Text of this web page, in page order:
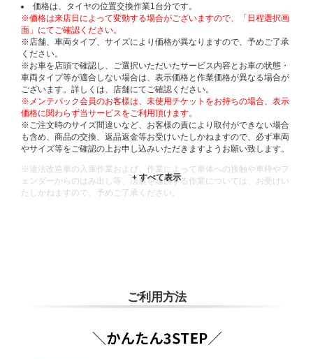
価格は、タイヤの位置交換作業1台分です。
※価格は来店日によって変動する場合がございますので、「日程選択画
面」にてご確認ください。
※店舗、車両タイプ、サイズにより価格が異なりますので、予めご了承
ください。
※お車を店頭で確認し、ご選択いただいたサービス内容とお車の状態・
車両タイプ等が適合しない場合は、表示価格と作業価格が異なる場合が
ございます。詳しくは、店舗にてご確認ください。
※メンテパック会員のお客様は、未使用チケットをお持ちの場合、表示
価格に関わらず当サービスをご利用頂けます。
※ご注文時のサイズ間違いなど、お客様の責により取付ができない場合
も含め、商品の交換、返品返金等お受けいたしかねますので、必ず車両
やサイズ等をご確認の上お申し込みいただきますようお願い致します。
※違法改造車の入庫作業および、作業によって車体への接触や車枠やフ
ェンダーからのはみ出し等、法規を逸脱する作業については、お受けい
たしかねますので、予めご了承ください。
ご利用方法